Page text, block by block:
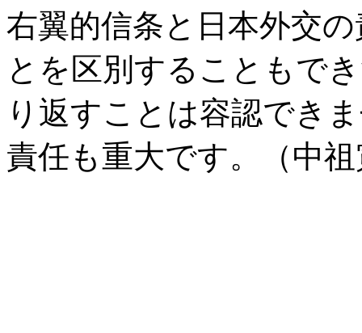
右翼的信条と日本外交
とを区別することもで
り返すことは容認でき
責任も重大です。（中